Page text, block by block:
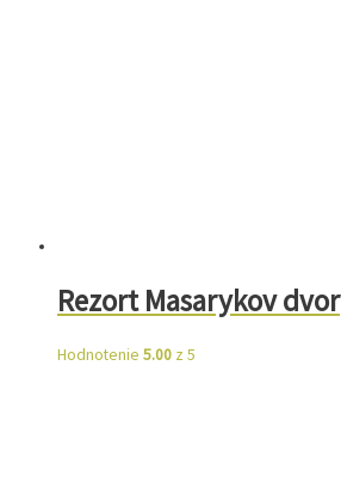
Rezort Masarykov dvor
Hodnotenie 5.00 z 5